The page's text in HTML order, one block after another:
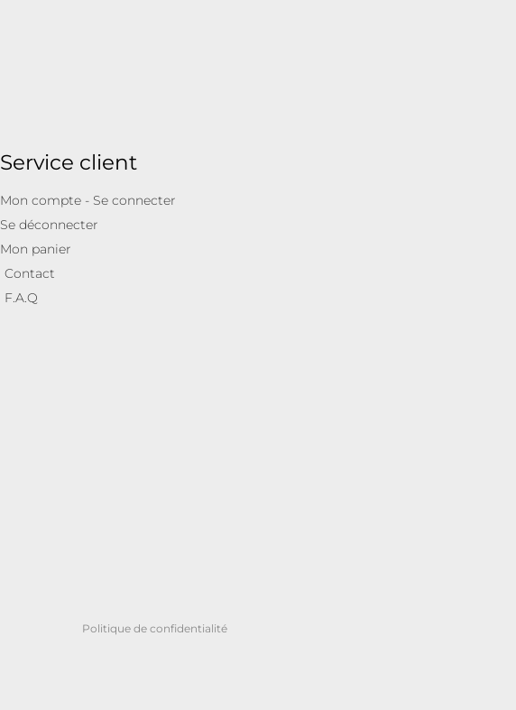
Service client
Mon compte - Se connecter
Se déconnecter
Mon panier
Contact
F.A.Q
Politique de confidentialité